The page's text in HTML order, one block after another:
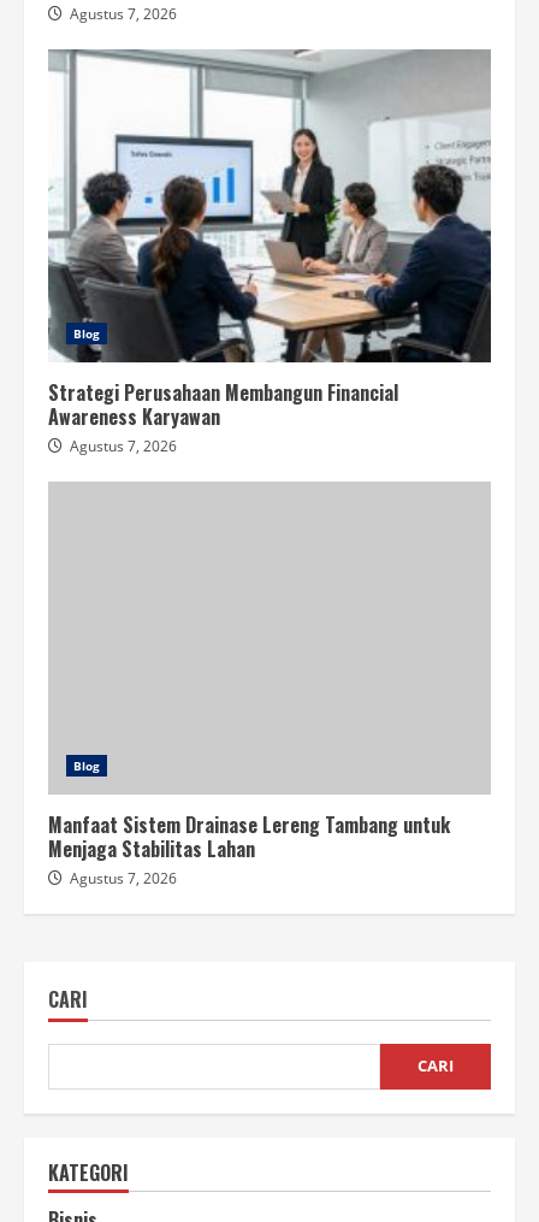
Agustus 7, 2026
Blog
Strategi Perusahaan Membangun Financial
Awareness Karyawan
Agustus 7, 2026
Blog
Manfaat Sistem Drainase Lereng Tambang untuk
Menjaga Stabilitas Lahan
Agustus 7, 2026
CARI
CARI
KATEGORI